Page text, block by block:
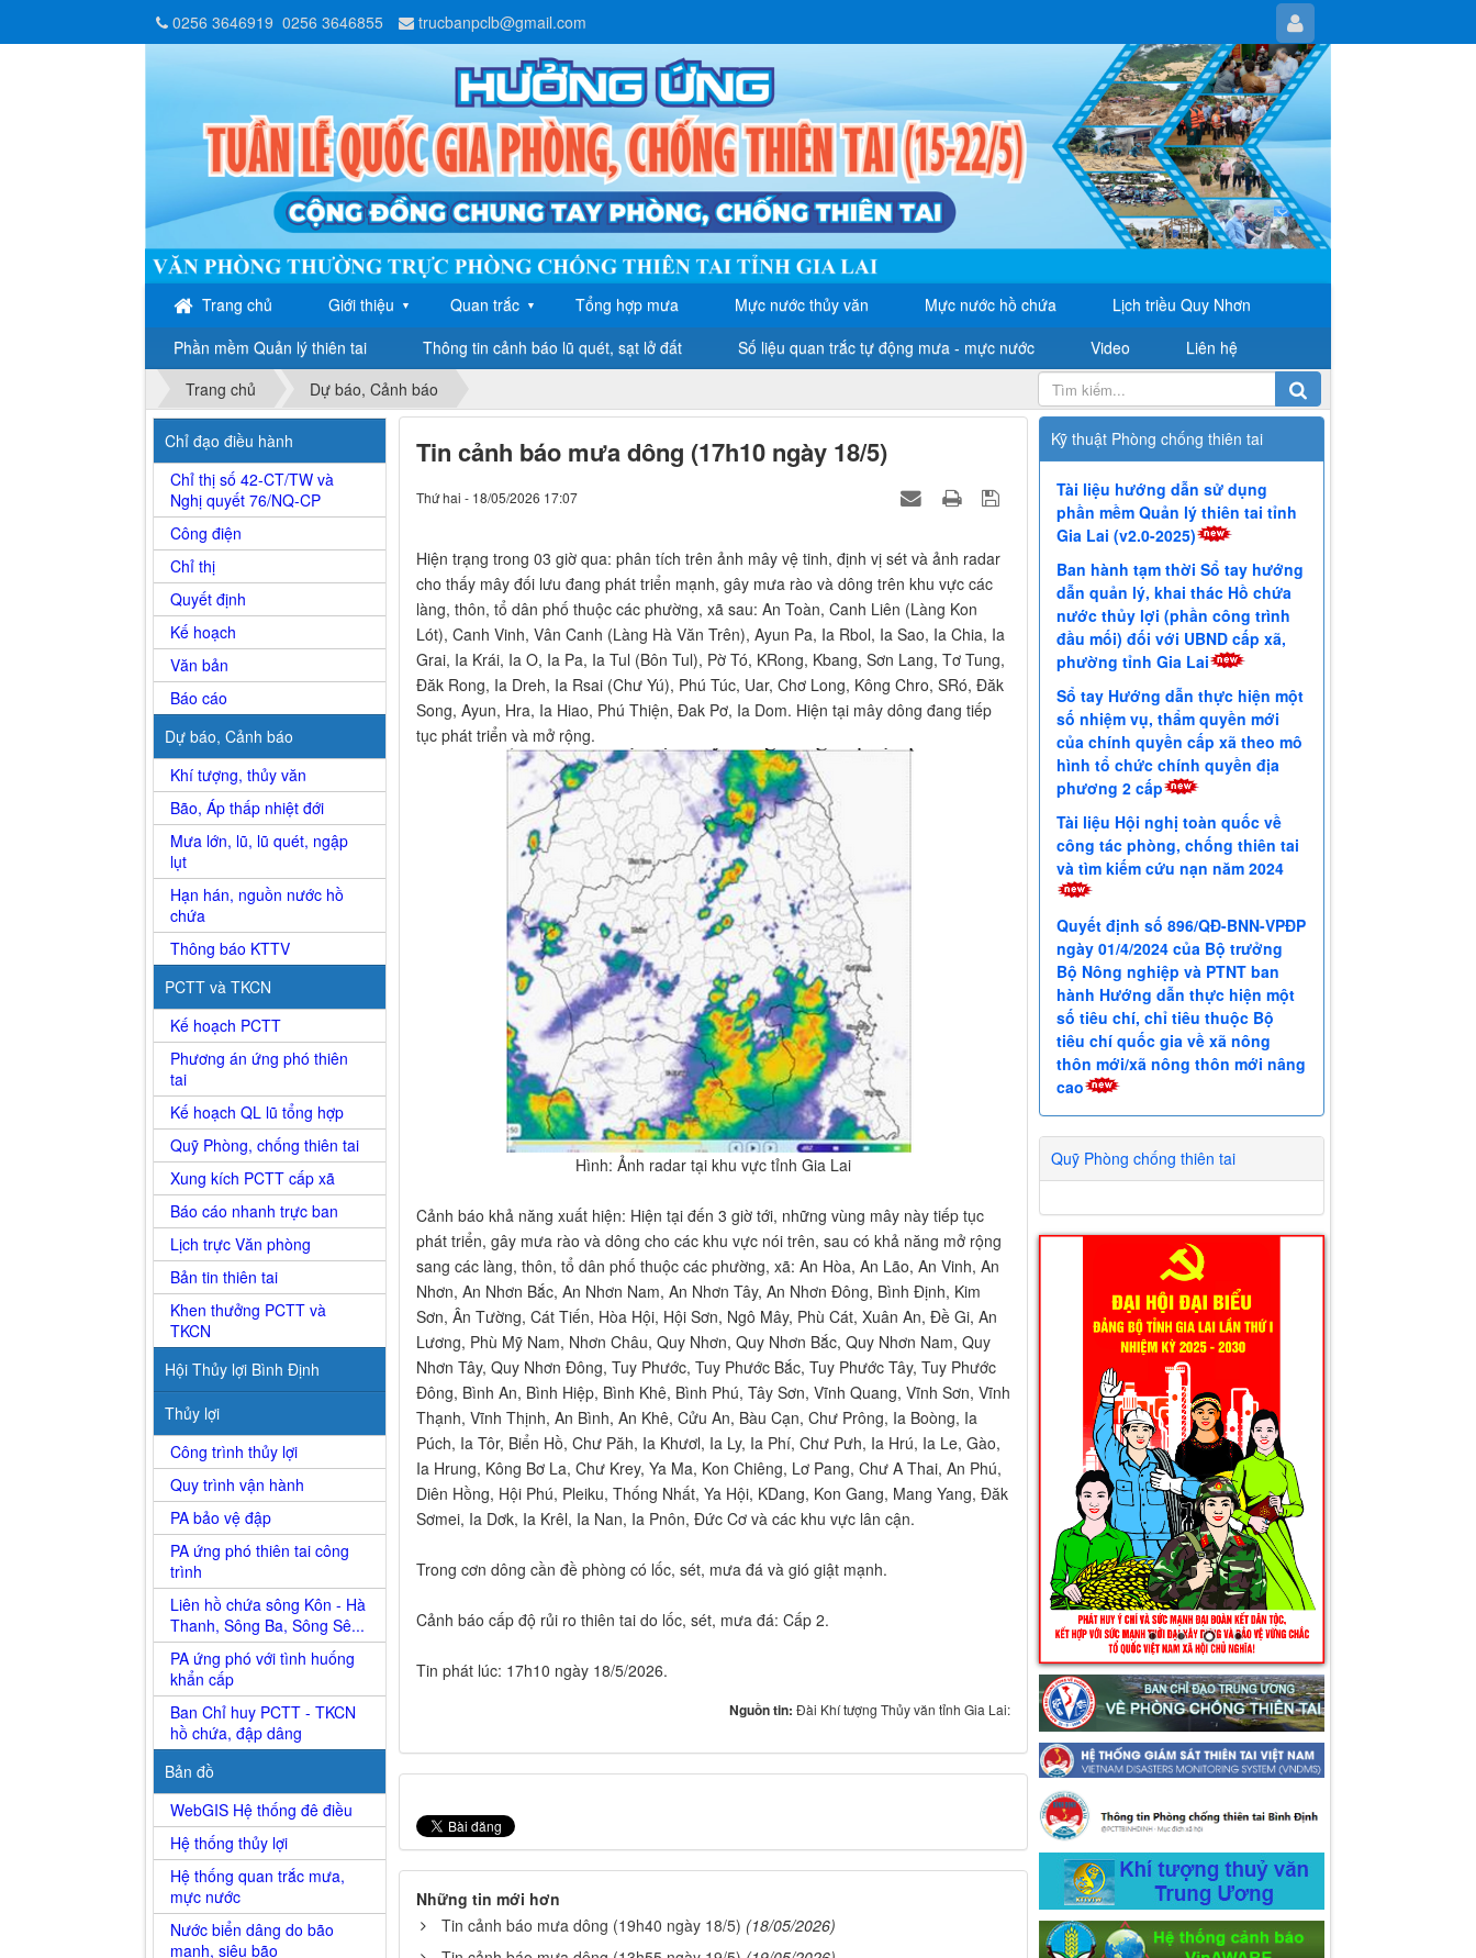
Trang chủ Giới thiệu ▼ Quan trắc ▼ Tổng hợp mưa Mực nước thủy văn Mực nước hồ chứa
Lịch triều Quy Nhơn
Phần mềm Quản lý thiên tai
Thông tin cảnh báo lũ quét, sạt lở đất Số liệu quan trắc tự động mưa - mực nước Video Liên hệ
0256 3646919 0256 3646855 trucbanpclb@gmail.com
Trang chủ Dự báo, Cảnh báo
Tin cảnh báo mưa dông (17h10 ngày 18/5)
Thứ hai - 18/05/2026 17:07
Hiện trạng trong 03 giờ qua: phân tích trên ảnh mây vệ tinh, định vị sét và ảnh radar
cho thấy mây đối lưu đang phát triển mạnh, gây mưa rào và dông trên khu vực các
làng, thôn, tổ dân phố thuộc các phường, xã sau: An Toàn, Canh Liên (Làng Kon
Lót), Canh Vinh, Vân Canh (Làng Hà Văn Trên), Ayun Pa, Ia Rbol, Ia Sao, Ia Chia, Ia
Grai, Ia Krái, Ia O, Ia Pa, Ia Tul (Bôn Tul), Pờ Tó, KRong, Kbang, Sơn Lang, Tơ Tung,
Đăk Rong, Ia Dreh, Ia Rsai (Chư Yú), Phú Túc, Uar, Chơ Long, Kông Chro, SRó, Đăk
Song, Ayun, Hra, Ia Hiao, Phú Thiện, Đak Pơ, Ia Dom. Hiện tại mây dông đang tiếp
tục phát triển và mở rộng.
Hình: Ảnh radar tại khu vực tỉnh Gia Lai
Cảnh báo khả năng xuất hiện: Hiện tại đến 3 giờ tới, những vùng mây này tiếp tục
phát triển, gây mưa rào và dông cho các khu vực nói trên, sau có khả năng mở rộng
sang các làng, thôn, tổ dân phố thuộc các phường, xã: An Hòa, An Lão, An Vinh, An
Nhơn, An Nhơn Bắc, An Nhơn Nam, An Nhơn Tây, An Nhơn Đông, Bình Định, Kim
Sơn, Ân Tường, Cát Tiến, Hòa Hội, Hội Sơn, Ngô Mây, Phù Cát, Xuân An, Đề Gi, An
Lương, Phù Mỹ Nam, Nhơn Châu, Quy Nhơn, Quy Nhơn Bắc, Quy Nhơn Nam, Quy
Nhơn Tây, Quy Nhơn Đông, Tuy Phước, Tuy Phước Bắc, Tuy Phước Tây, Tuy Phước
Đông, Bình An, Bình Hiệp, Bình Khê, Bình Phú, Tây Sơn, Vĩnh Quang, Vĩnh Sơn, Vĩnh
Thạnh, Vĩnh Thịnh, An Bình, An Khê, Cửu An, Bàu Cạn, Chư Prông, Ia Boòng, Ia
Púch, Ia Tôr, Biển Hồ, Chư Păh, Ia Khươl, Ia Ly, Ia Phí, Chư Pưh, Ia Hrú, Ia Le, Gào,
Ia Hrung, Kông Bơ La, Chư Krey, Ya Ma, Kon Chiêng, Lơ Pang, Chư A Thai, An Phú,
Diên Hồng, Hội Phú, Pleiku, Thống Nhất, Ya Hội, KDang, Kon Gang, Mang Yang, Đăk
Sơmei, Ia Dơk, Ia Krêl, Ia Nan, Ia Pnôn, Đức Cơ và các khu vực lân cận.
Trong cơn dông cần đề phòng có lốc, sét, mưa đá và gió giật mạnh.
Cảnh báo cấp độ rủi ro thiên tai do lốc, sét, mưa đá: Cấp 2.
Tin phát lúc: 17h10 ngày 18/5/2026.
Nguồn tin:Đài Khí tượng Thủy văn tỉnh Gia Lai:
Những tin mới hơn
Tin cảnh báo mưa dông (19h40 ngày 18/5) (18/05/2026)
Kỹ thuật Phòng chống thiên tai
Tài liệu hướng dẫn sử dụng
phần mềm Quản lý thiên tai tỉnh
Gia Lai (v2.0-2025)
Ban hành tạm thời Sổ tay hướng
dẫn quản lý, khai thác Hồ chứa
nước thủy lợi (phần công trình
đầu mối) đối với UBND cấp xã,
phường tỉnh Gia Lai
Sổ tay Hướng dẫn thực hiện một
số nhiệm vụ, thẩm quyền mới
của chính quyền cấp xã theo mô
hình tổ chức chính quyền địa
phương 2 cấp
Tài liệu Hội nghị toàn quốc về
công tác phòng, chống thiên tai
và tìm kiếm cứu nạn năm 2024
Quyết định số 896/QĐ-BNN-VPĐP
ngày 01/4/2024 của Bộ trưởng
Bộ Nông nghiệp và PTNT ban
hành Hướng dẫn thực hiện một
số tiêu chí, chỉ tiêu thuộc Bộ
tiêu chí quốc gia về xã nông
thôn mới/xã nông thôn mới nâng
cao
Quỹ Phòng chống thiên tai
Chỉ đạo điều hành
Chỉ thị số 42-CT/TW và
Nghị quyết 76/NQ-CP
Công điện
Chỉ thị
Quyết định
Kế hoạch
Văn bản
Báo cáo
Dự báo, Cảnh báo
Khí tượng, thủy văn
Bão, Áp thấp nhiệt đới
Mưa lớn, lũ, lũ quét, ngập
lụt
Hạn hán, nguồn nước hồ
chứa
Thông báo KTTV
PCTT và TKCN
Kế hoạch PCTT
Phương án ứng phó thiên
tai
Kế hoạch QL lũ tổng hợp
Quỹ Phòng, chống thiên tai
Xung kích PCTT cấp xã
Báo cáo nhanh trực ban
Lịch trực Văn phòng
Bản tin thiên tai
Khen thưởng PCTT và
TKCN
Hội Thủy lợi Bình Định
Thủy lợi
Công trình thủy lợi
Quy trình vận hành
PA bảo vệ đập
PA ứng phó thiên tai công
trình
Liên hồ chứa sông Kôn - Hà
Thanh, Sông Ba, Sông Sê...
PA ứng phó với tình huống
khẩn cấp
Ban Chỉ huy PCTT - TKCN
hồ chứa, đập dâng
Bản đồ
WebGIS Hệ thống đê điều
Hệ thống thủy lợi
Hệ thống quan trắc mưa,
mực nước
Nước biển dâng do bão
mạnh, siêu bão